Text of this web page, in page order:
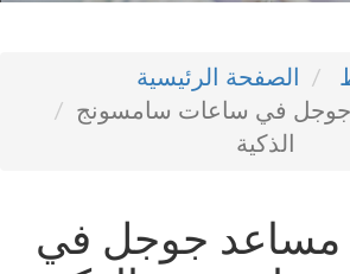
الصفحة الرئيسية
جوجل في ساعات سامسونج
الذكية
مساعد جوجل في